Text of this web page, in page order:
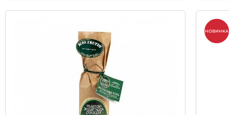
НОВИНКА